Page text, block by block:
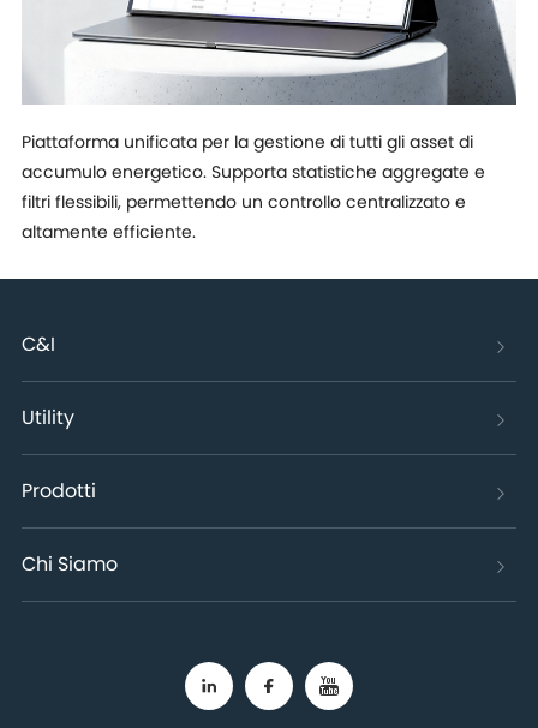
Piattaforma unificata per la gestione di tutti gli asset di
accumulo energetico. Supporta statistiche aggregate e
filtri flessibili, permettendo un controllo centralizzato e
altamente efficiente.
C&I
Utility
Prodotti
Chi Siamo